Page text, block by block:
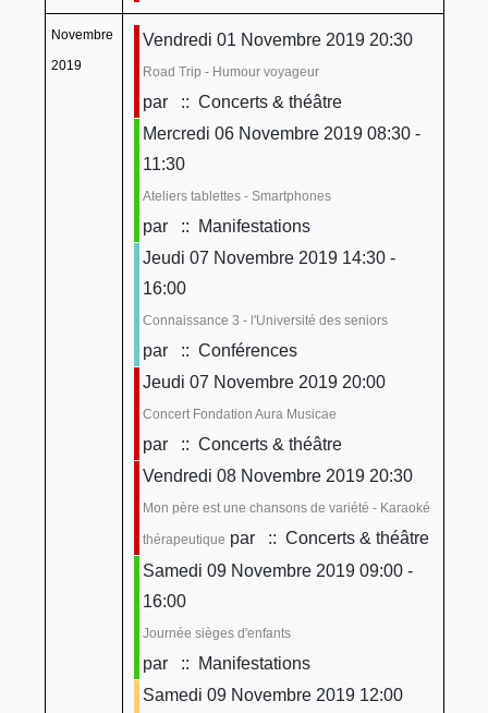
Novembre
2019
Vendredi 01 Novembre 2019 20:30
Road Trip - Humour voyageur
par
:: Concerts & théâtre
Mercredi 06 Novembre 2019 08:30 -
11:30
Ateliers tablettes - Smartphones
par
:: Manifestations
Jeudi 07 Novembre 2019 14:30 -
16:00
Connaissance 3 - l'Université des seniors
par
:: Conférences
Jeudi 07 Novembre 2019 20:00
Concert Fondation Aura Musicae
par
:: Concerts & théâtre
Vendredi 08 Novembre 2019 20:30
Mon père est une chansons de variété - Karaoké
thérapeutique par
:: Concerts & théâtre
Samedi 09 Novembre 2019 09:00 -
16:00
Journée sièges d'enfants
par
:: Manifestations
Samedi 09 Novembre 2019 12:00